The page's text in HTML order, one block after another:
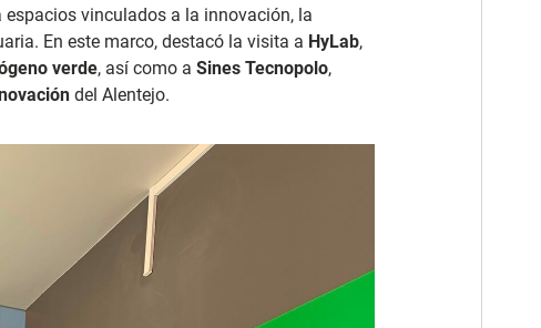
vinculados a la innovación, la
En este marco, destacó la visita a HyLab,
verde, así como a Sines Tecnopolo,
del Alentejo.